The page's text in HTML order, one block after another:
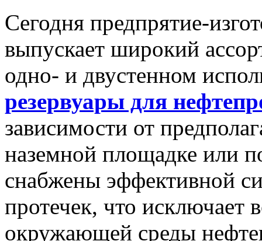
Сегодня предпрятие-
выпускает широкий
одно- и двустенном
резервуары для
зависимости от
наземной площадке или
снабжены эффективной
протечек, что исключает
окружающей среды